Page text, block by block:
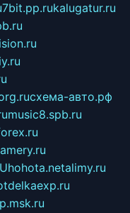
7bit.pp.rukalugatur.ru
схема-авто.рф
music8.spb.ru
hohota.netalimy.ru